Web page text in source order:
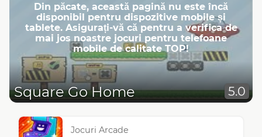
Din păcate, această pagină nu este încă
disponibil pentru dispozitive mobile și
tablete. Asigurați-vă că pentru a verifica de
mai jos noastre jocuri pentru telefoane
mobile de calitate TOP!
Square Go Home 5.0
Jocuri Arcade